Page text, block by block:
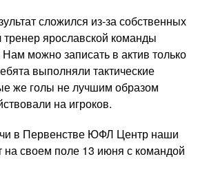
сложился из-за собственных
ярославской команды
можно записать в актив только
выполняли тактические
же голы не лучшим образом
на игроков.
в Первенстве ЮФЛ Центр наши
на своем поле 13 июня с командой